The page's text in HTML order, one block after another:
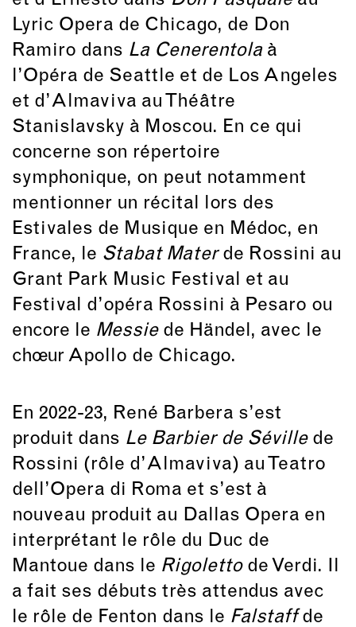
Lyric Opera de Chicago, de Don
Ramiro dans La Cenerentola à
l’Opéra de Seattle et de Los Angeles
et d’Almaviva au Théâtre
Stanislavsky à Moscou. En ce qui
concerne son répertoire
symphonique, on peut notamment
mentionner un récital lors des
Estivales de Musique en Médoc, en
France, le Stabat Mater de Rossini au
Grant Park Music Festival et au
Festival d’opéra Rossini à Pesaro ou
encore le Messie de Händel, avec le
chœur Apollo de Chicago.
En 2022-23, René Barbera s’est
produit dans Le Barbier de Séville de
Rossini (rôle d’Almaviva) au Teatro
dell’Opera di Roma et s’est à
nouveau produit au Dallas Opera en
interprétant le rôle du Duc de
Mantoue dans le Rigolettode Verdi. Il
a fait ses débuts très attendus avec
le rôle de Fenton dans le Falstaffde